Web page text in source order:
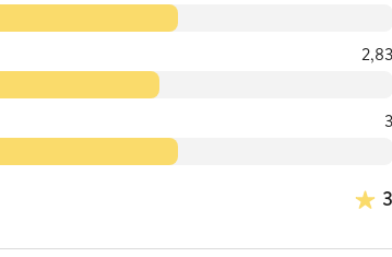
2,83
3
3